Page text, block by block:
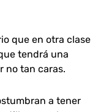
que en otra clase
tendrá una
no tan caras.
a tener